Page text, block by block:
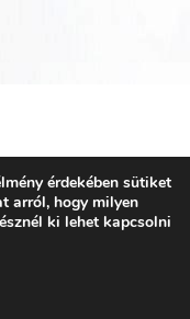
érdekében sütiket
arról, hogy milyen
ki lehet kapcsolni